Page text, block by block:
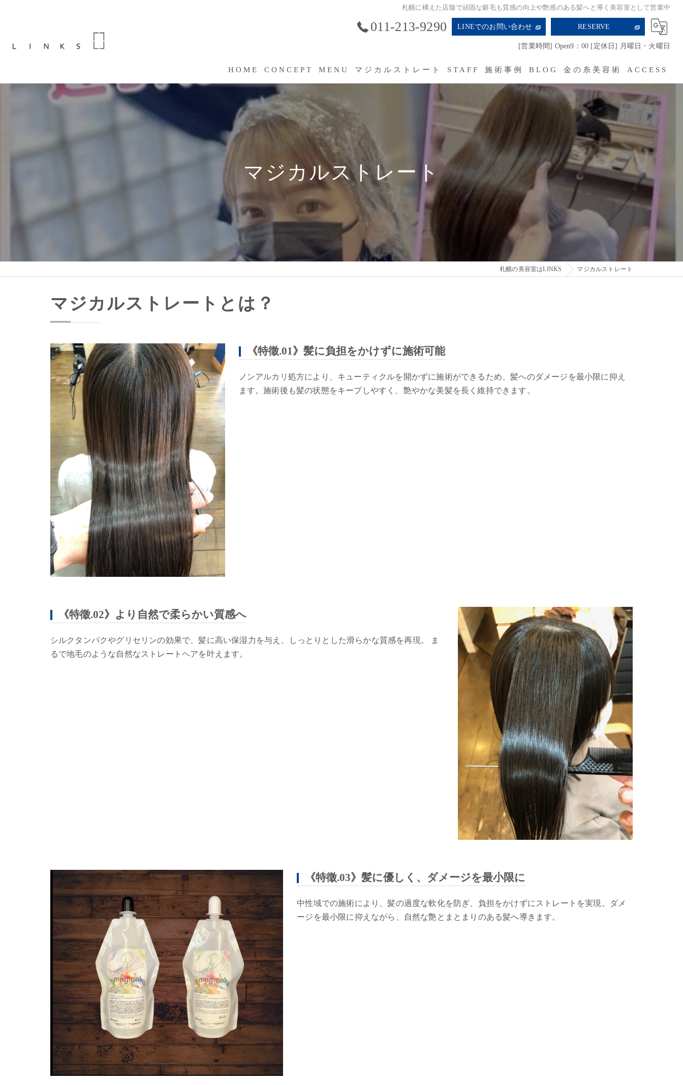
札幌に構えた店舗で頑固な癖毛も質感の向上や艶感のある髪へと導く美容室として営業中
011-213-9290 LINEでのお問い合わせ RESERVE
[営業時間] Open9：00 [定休日] 月曜日・火曜日
HOME CONCEPT MENU
よくあるご質問（FAQ）
マジカルストレート STAFF
RECRUIT
施術事例 BLOG 金の糸美容術 ACCESS
マジカルストレート
札幌の美容室はLINKS マジカルストレート
マジカルストレートとは？
《特徵.01》髪に負担をかけずに施術可能
ノンアルカリ処方により、キューティクルを開かずに施術ができるため、髪へのダメージを最小限に抑え
ます。施術後も髪の状態をキープしやすく、艶やかな美髪を長く維持できます。
《特徵.02》より自然で柔らかい質感へ
シルクタンパクやグリセリンの効果で、髪に高い保湿力を与え、しっとりとした滑らかな質感を再現。 ま
るで地毛のような自然なストレートヘアを叶えます。
《特徵.03》髪に優しく、ダメージを最小限に
中性域での施術により、髪の過度な軟化を防ぎ、負担をかけずにストレートを実現。ダメ
ージを最小限に抑えながら、自然な艶とまとまりのある髪へ導きます。